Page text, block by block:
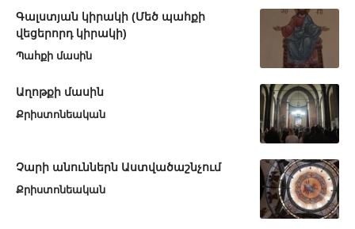
Գալստյան կիրակի (Մեծ պահքի
վեցերորդ կիրակի)
Պահքի մասին
Աղոթքի մասին
Քրիստոնեական
Չարի անուններն Աստվածաշնչում
Քրիստոնեական